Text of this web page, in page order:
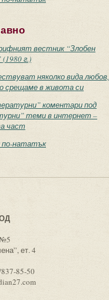
вестник “Злобен
(1980 г.)
няколко вида любов,
срещаме в живота си
коментари под
теми в интернет –
част
по-нататък
ет. 4
85-50